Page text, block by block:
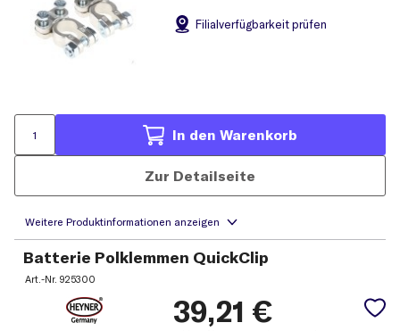
Filialverfügbarkeit prüfen
In den Warenkorb
Zur Detailseite
Batterie Polklemmen QuickClip
Art.-Nr.925300
39,21 €